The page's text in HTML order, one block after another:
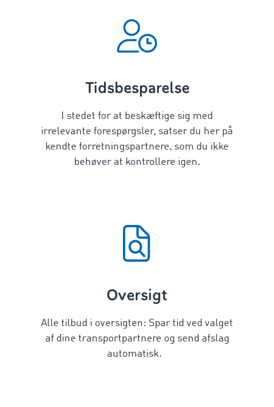
Tidsbesparelse
I stedet for at beskæftige sig med
irrelevante forespørgsler, satser du her på
kendte forretningspartnere, som du ikke
behøver at kontrollere igen.
Oversigt
Alle tilbud i oversigten: Spar tid ved valget
af dine transportpartnere og send afslag
automatisk.